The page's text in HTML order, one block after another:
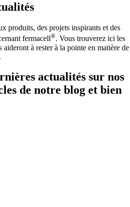
produits, des projets inspirants et des
fermacell®. Vous trouverez ici les
aideront à rester à la pointe en matière de
actualités sur nos
de notre blog et bien